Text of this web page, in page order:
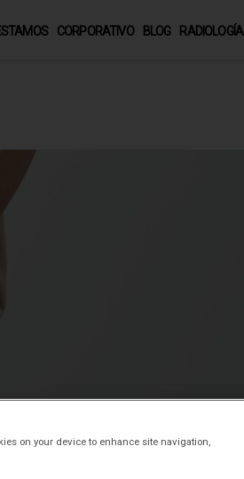
CORPORATIVO BLOG RADIOLOGÍA
on your device to enhance site navigation,